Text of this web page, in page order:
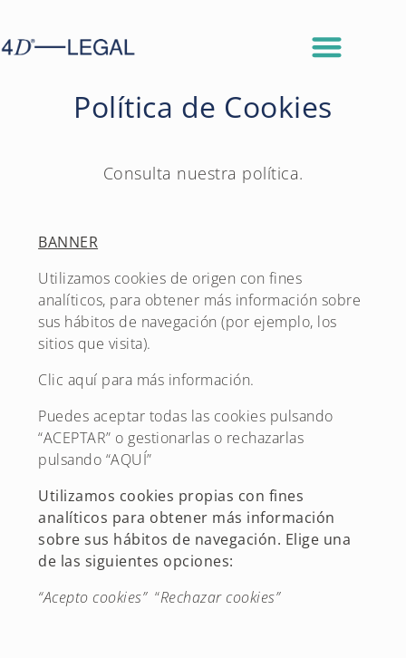
Política de Cookies
Consulta nuestra política.
BANNER
Utilizamos cookies de origen con fines
analíticos, para obtener más información sobre
sus hábitos de navegación (por ejemplo, los
sitios que visita).
Clic aquí para más información.
Puedes aceptar todas las cookies pulsando
“ACEPTAR” o gestionarlas o rechazarlas
pulsando “AQUÍ”
Utilizamos cookies propias con fines
analíticos para obtener más información
sobre sus hábitos de navegación. Elige una
de las siguientes opciones:
“Acepto cookies”“Rechazar cookies”